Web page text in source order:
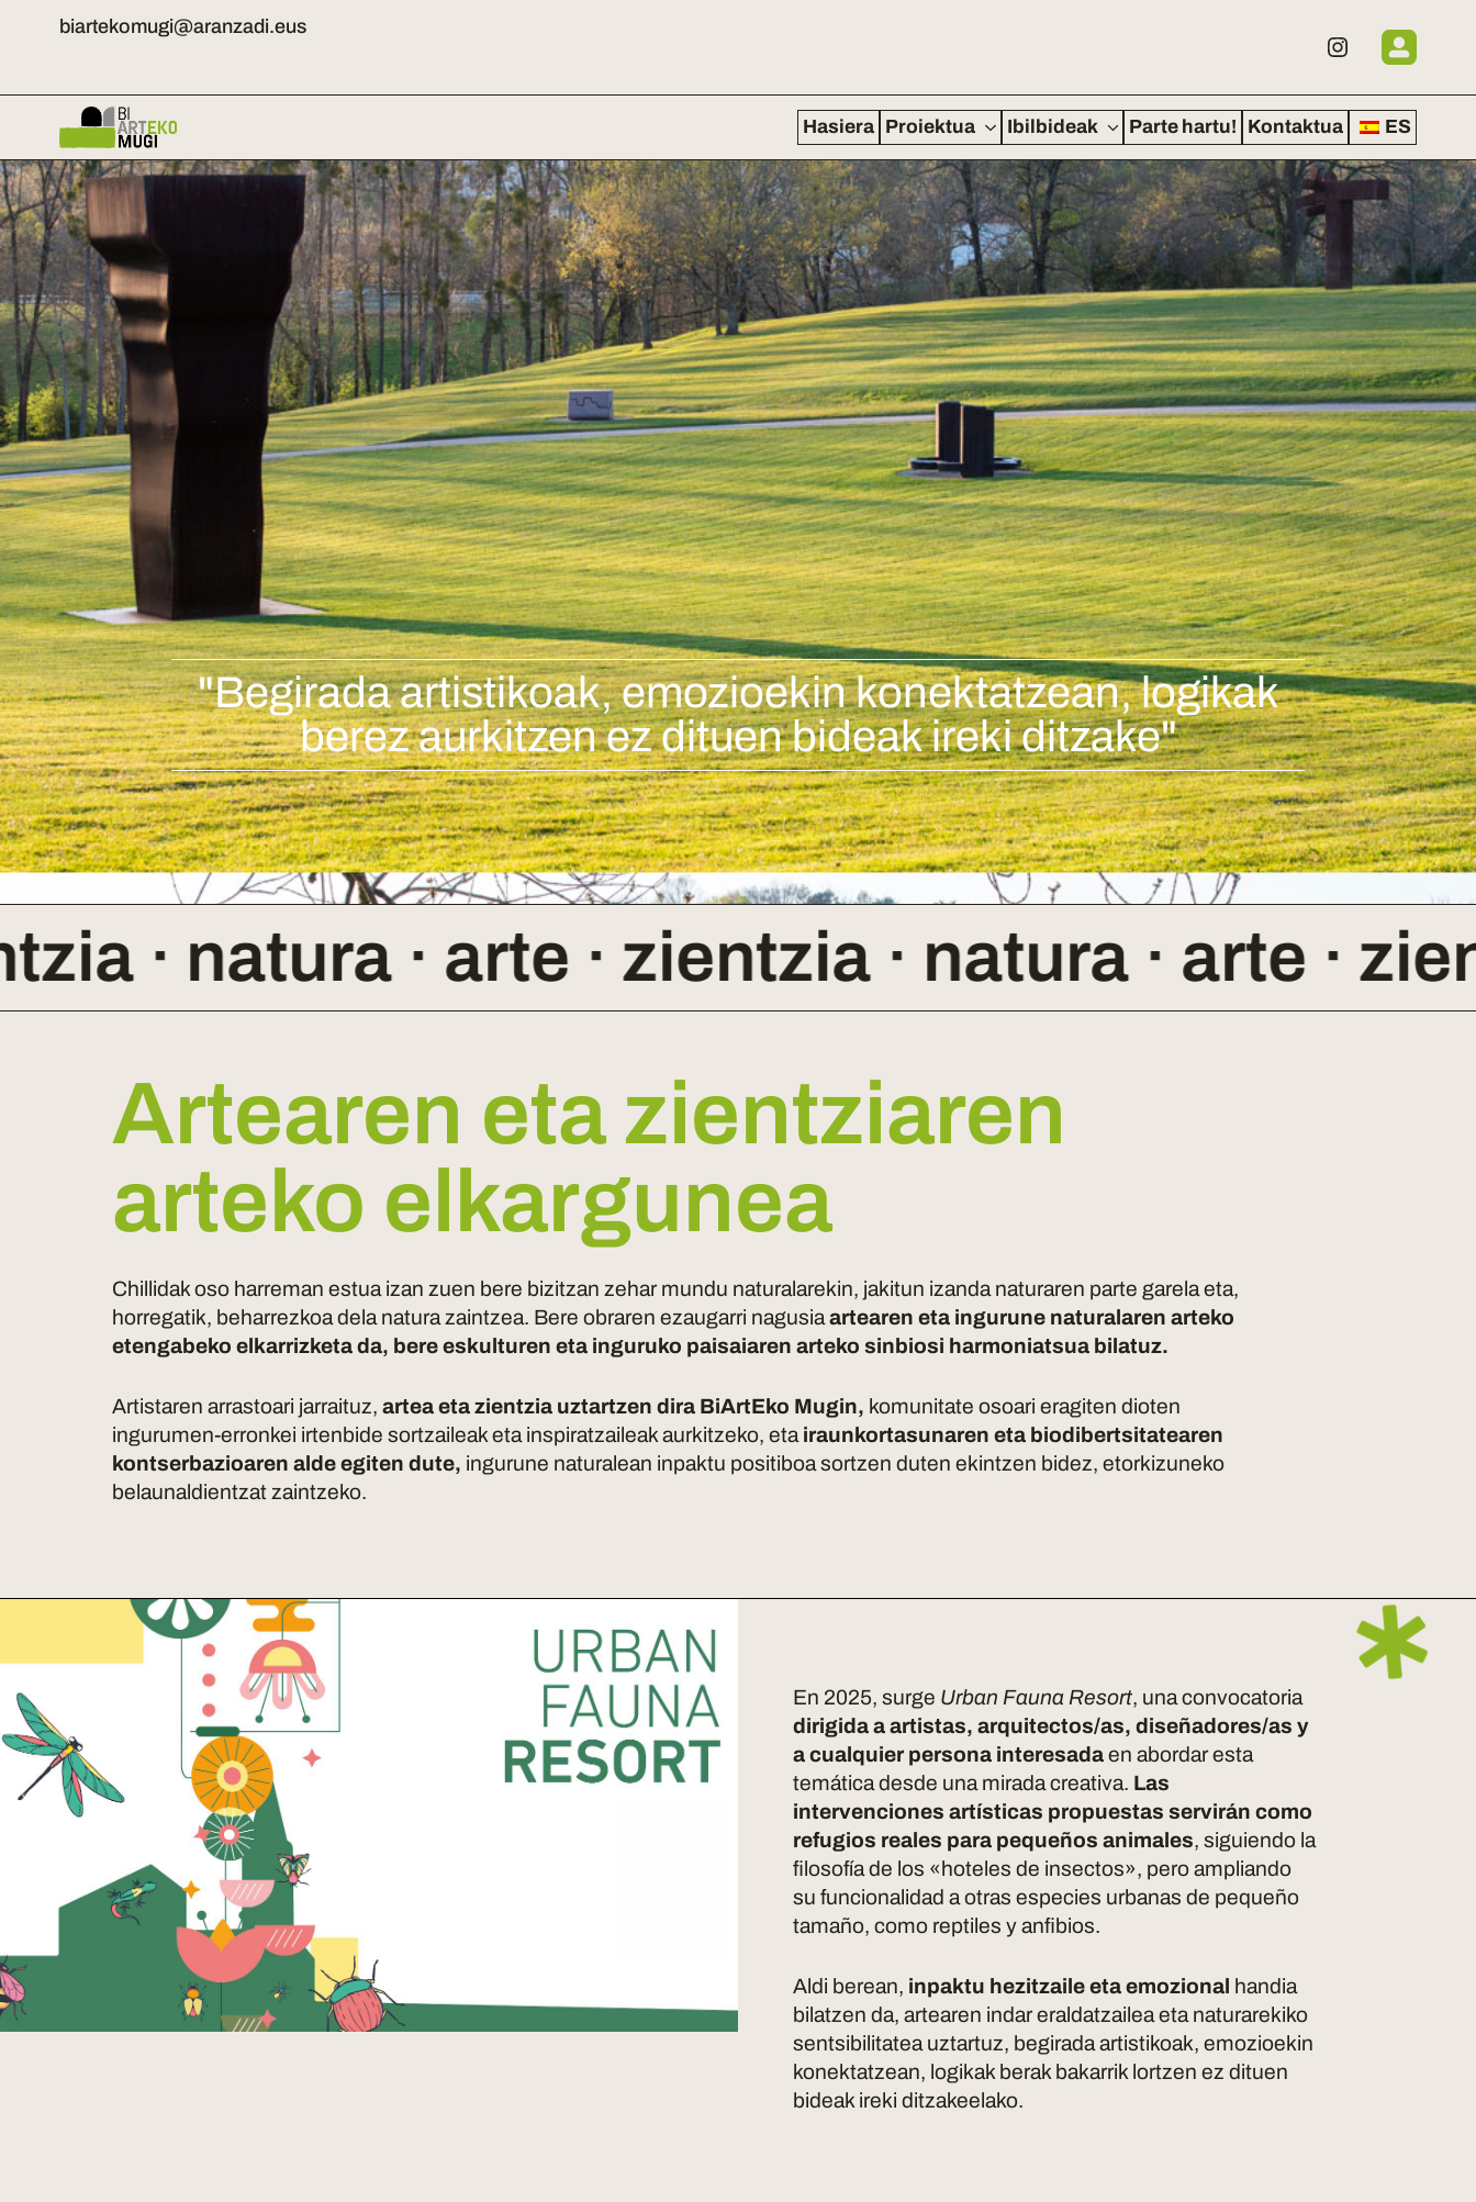
biartekomugi@aranzadi.eus
Hasiera Proiektua Ibilbideak Parte hartu! Kontaktua ES
"Begirada artistikoak, emozioekin konektatzean, logikak
berez aurkitzen ez dituen bideak ireki ditzake"
· arte · zientzia · natura · arte · zientzia
Artearen eta zientziaren
arteko elkargunea
Chillidak oso harreman estua izan zuen bere bizitzan zehar mundu naturalarekin, jakitun izanda naturaren parte garela eta,
horregatik, beharrezkoa dela natura zaintzea. Bere obraren ezaugarri nagusiaartearen eta ingurune naturalaren arteko
etengabeko elkarrizketa da, bere eskulturen eta inguruko paisaiaren arteko sinbiosi harmoniatsua bilatuz.
Artistaren arrastoari jarraituz, artea eta zientzia uztartzen dira BiArtEko Mugin, komunitate osoari eragiten dioten
ingurumen-erronkei irtenbide sortzaileak eta inspiratzaileak aurkitzeko, etairaunkortasunaren eta biodibertsitatearen
kontserbazioaren alde egiten dute, ingurune naturalean inpaktu positiboa sortzen duten ekintzen bidez, etorkizuneko
belaunaldientzat zaintzeko.
En 2025, surge Urban Fauna Resort, una convocatoria
dirigida a artistas, arquitectos/as, diseñadores/as y
a cualquier persona interesadaen abordar esta
temática desde una mirada creativa. Las
intervenciones artísticas propuestas servirán como
refugios reales para pequeños animales, siguiendo la
filosofía de los «hoteles de insectos», pero ampliando
su funcionalidad a otras especies urbanas de pequeño
tamaño, como reptiles y anfibios.
Aldi berean, inpaktu hezitzaile eta emozional handia
bilatzen da, artearen indar eraldatzailea eta naturarekiko
sentsibilitatea uztartuz, begirada artistikoak, emozioekin
konektatzean, logikak berak bakarrik lortzen ez dituen
bideak ireki ditzakeelako.